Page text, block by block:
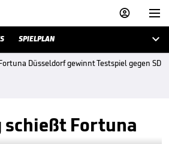


SPIELPLAN 
Düsseldorf gewinnt Testspiel gegen SD
schießt Fortuna